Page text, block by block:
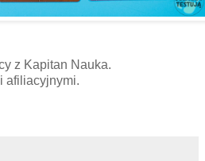
z Kapitan Nauka.
afiliacyjnymi.